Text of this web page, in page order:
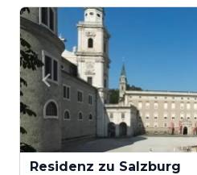
Residenz zu Salzburg